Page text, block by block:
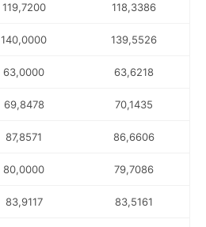
119,7200 118,3386
140,0000 139,5526
63,0000 63,6218
69,8478 70,1435
87,8571 86,6606
80,0000 79,7086
83,9117 83,5161